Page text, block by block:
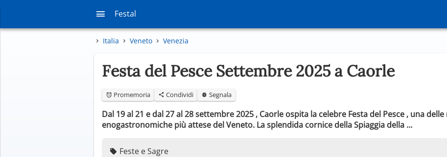
Festal
Italia Veneto Venezia
Festa del Pesce Settembre 2025 a Caorle
Promemoria Condividi Segnala
Dal 19 al 21 e dal 27 al 28 settembre 2025 , Caorle ospita la celebre Festa del Pesce , una
enogastronomiche più attese del Veneto. La splendida cornice della Spiaggia della …
Feste e Sagre